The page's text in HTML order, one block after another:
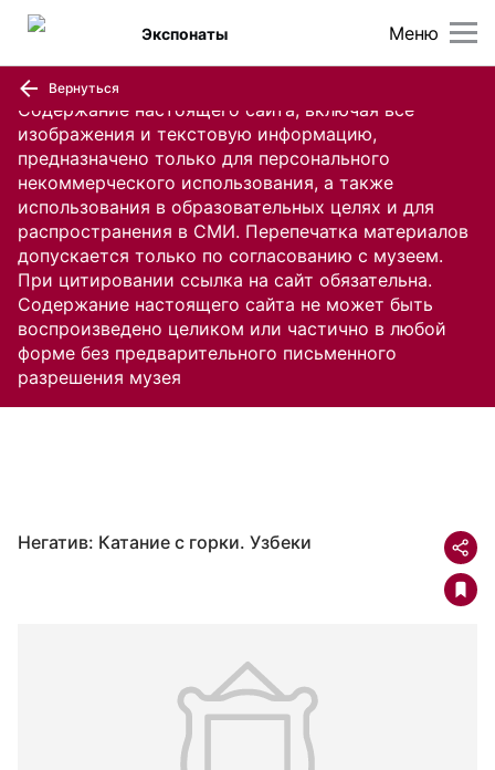
Содержание настоящего сайта, включая все
изображения и текстовую информацию,
предназначено только для персонального
некоммерческого использования, а также
использования в образовательных целях и для
распространения в СМИ. Перепечатка материалов
допускается только по согласованию с музеем.
При цитировании ссылка на сайт обязательна.
Содержание настоящего сайта не может быть
воспроизведено целиком или частично в любой
форме без предварительного письменного
разрешения музея
Меню
Экспонаты
Вернуться
Негатив: Катание с горки. Узбеки